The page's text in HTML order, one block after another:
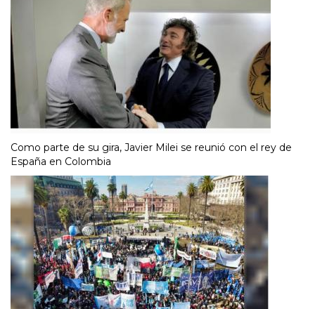
Como parte de su gira, Javier Milei se reunió con el rey de
España en Colombia